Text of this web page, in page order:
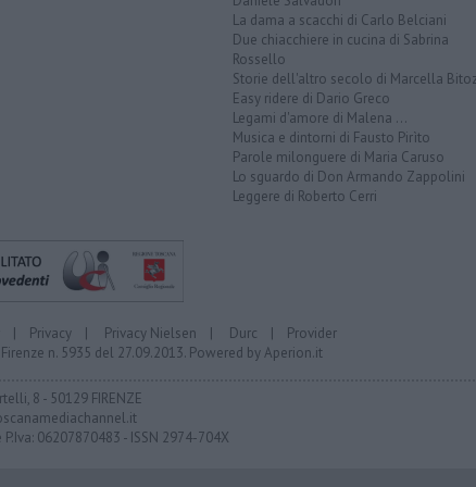
La dama a scacchi di Carlo Belciani
Due chiacchiere in cucina di Sabrina
Rossello
Storie dell'altro secolo di Marcella
Easy ridere di Dario Greco
Legami d'amore di Malena ...
Musica e dintorni di Fausto Pirìto
Parole milonguere di Maria Caruso
Lo sguardo di Don Armando Zappolini
Leggere di Roberto Cerri
| Privacy | Privacy Nielsen | Durc | Provider
n. 5935 del 27.09.2013. Powered byAperion.it
8 - 50129 FIRENZE
06207870483 - ISSN 2974-704X